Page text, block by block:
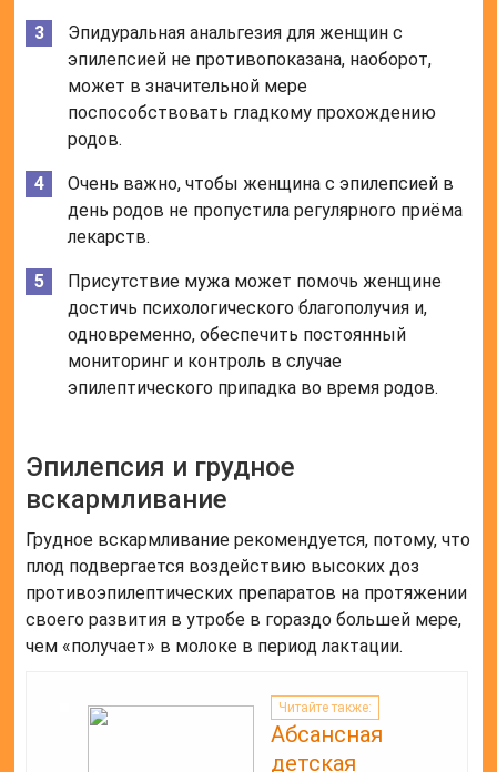
Эпидуральная анальгезия для женщин с
эпилепсией не противопоказана, наоборот,
может в значительной мере
поспособствовать гладкому прохождению
родов.
Очень важно, чтобы женщина с эпилепсией в
день родов не пропустила регулярного приёма
лекарств.
Присутствие мужа может помочь женщине
достичь психологического благополучия и,
одновременно, обеспечить постоянный
мониторинг и контроль в случае
эпилептического припадка во время родов.
Эпилепсия и грудное
вскармливание
Грудное вскармливание рекомендуется, потому, что
плод подвергается воздействию высоких доз
противоэпилептических препаратов на протяжении
своего развития в утробе в гораздо большей мере,
чем «получает» в молоке в период лактации.
Читайте также:
Абсансная
детская